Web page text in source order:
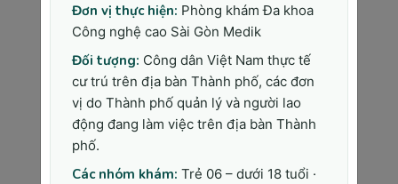
Cao Sài Gòn Medik
Admin
“Lương Y Như Từ Mẫu” không chỉ là một
câu nói thể hiện tấm lòng của một người
làm nghề y, đó còn là tôn chỉ mà đội ngũ
y bác sĩ chúng tôi luôn đặt trái tim của
mình hướng tới tại Phòng khám Đa Khoa
Sài Gòn Medik.
Đơn vị thực hiện: Phòng khám Đa khoa
Công nghệ cao Sài Gòn Medik
Đối tượng: Công dân Việt Nam thực tế
cư trú trên địa bàn Thành phố, các đơn
vị do Thành phố quản lý và người lao
động đang làm việc trên địa bàn Thành
phố.
Các nhóm khám: Trẻ 06 – dưới 18 tuổi ·